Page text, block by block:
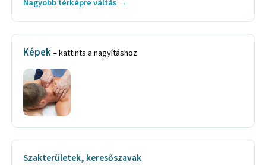
Nagyobb térképre váltás →
Képek– kattints a nagyításhoz
Szakterületek, keresőszavak